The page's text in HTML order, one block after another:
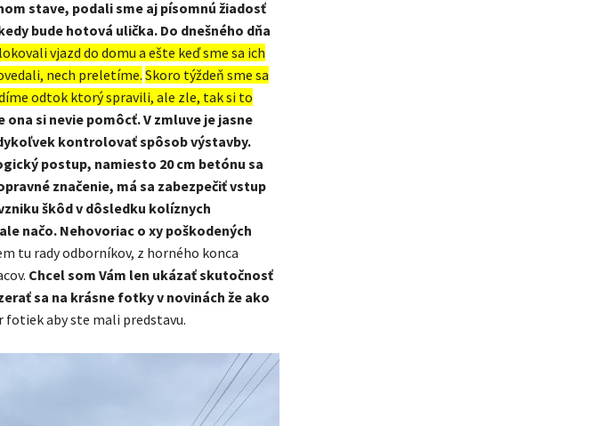
stave, podali sme aj písomnú žiadosť
bude hotová ulička. Do dnešného dňa
vjazd do domu a ešte keď sme sa ich
nech preletíme. Skoro týždeň sme sa
odtok ktorý spravili, ale zle, tak si to
ona si nevie pomôcť. V zmluve je jasne
kontrolovať spôsob výstavby.
postup, namiesto 20 cm betónu sa
značenie, má sa zabezpečiť vstup
škôd v dôsledku kolíznych
načo. Nehovoriac o xy poškodených
tu rady odborníkov, z horného konca
Chcel som Vám len ukázať skutočnosť
sa na krásne fotky v novinách že ako
aby ste mali predstavu.